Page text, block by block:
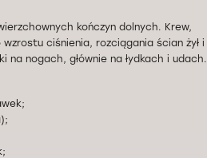
kończyn dolnych. Krew,
ciśnienia, rozciągania ścian żył i
nogach, głównie na łydkach i udach.